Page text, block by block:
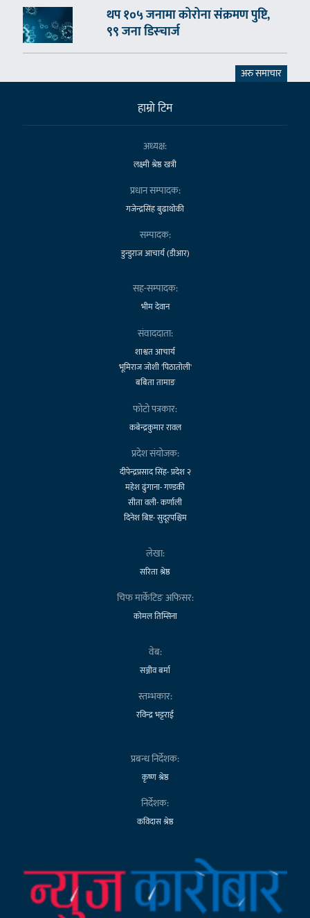
थप १०५ जनामा कोरोना संक्रमण पुष्टि,
९९ जना डिस्चार्ज
अरु समाचार
हाम्राे टिम
अध्यक्ष:
लक्ष्मी श्रेष्ठ खत्री
प्रधान सम्पादक:
गजेन्द्रसिंह बुढाथोकी
सम्पादक:
डुन्डुराज आचार्य (डीआर)
सह-सम्पादक:
भीम देवान
संवाददाता:
शाश्वत आचार्य
भूमिराज जोशी 'पिठातोली'
बबिता तामाङ
फोटो पत्रकार:
कबेन्द्रकुमार रावल
प्रदेश संयोजक:
दीपेन्द्रप्रसाद सिंह- प्रदेश २
महेश ढुंगाना- गण्डकी
सीता वली- कर्णाली
दिनेश बिष्ट- सुदूरपश्चिम
लेखा:
सरिता श्रेष्ठ
चिफ मार्केटिङ अफिसर:
कोमल तिम्सिना
वेब:
सञ्जीव बर्मा
स्तम्भकार:
रविन्द्र भट्टराई
प्रबन्ध निर्देशक:
कृष्ण श्रेष्ठ
निर्देशक:
कविदास श्रेष्ठ